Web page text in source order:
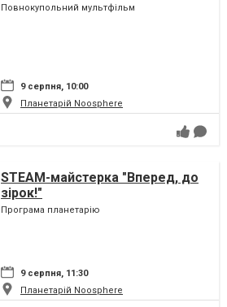
Повнокупольний мультфільм
9 серпня, 10:00
Планетарій Noosphere
STEAM-майстерка "Вперед, до
зірок!"
Програма планетарію
9 серпня, 11:30
Планетарій Noosphere